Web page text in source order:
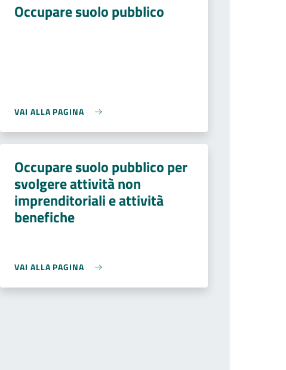
Occupare suolo pubblico
VAI ALLA PAGINA
Occupare suolo pubblico per
svolgere attività non
imprenditoriali e attività
benefiche
VAI ALLA PAGINA